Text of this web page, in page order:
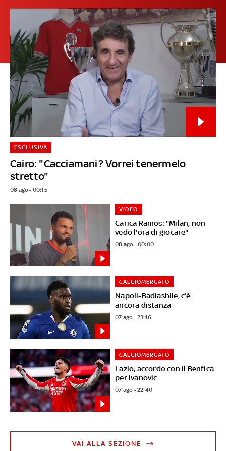
Cairo: "Cacciamani? Vorrei tenermelo
stretto"
ESCLUSIVA
08 ago - 00:15
Carica Ramos: "Milan, non
vedo l'ora di giocare"
VIDEO
08 ago - 00:00
Napoli-Badiashile, c'è
ancora distanza
CALCIOMERCATO
07 ago - 23:16
Lazio, accordo con il Benfica
per Ivanovic
CALCIOMERCATO
07 ago - 22:40
VAI ALLA SEZIONE